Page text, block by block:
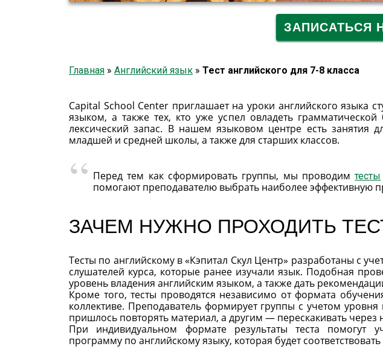
ЗАПИСАТЬСЯ
Главная » Английский язык » Тест английского для 7-8 класса
Capital School Center приглашает на уроки английского языка
языком, а также тех, кто уже успел овладеть
лексический запас. В нашем языковом центре есть занятия
младшей и средней школы, а также для старших классов.
Перед тем как сформировать группы, мы проводимтесты
помогают преподавателю выбрать наиболее эффективную
ЗАЧЕМ НУЖНО ПРОХОДИТЬ
Тесты по английскому в «Кэпитал Скул Центр» разработаны с
слушателей курса, которые ранее изучали язык. Подобная
уровень владения английским языком, а также дать
Кроме того, тесты проводятся независимо от формата
коллективе. Преподаватель формирует группы с учетом
пришлось повторять материал, а другим — перескакивать
При индивидуальном формате результаты теста помогут
программу по английскому языку, которая будет